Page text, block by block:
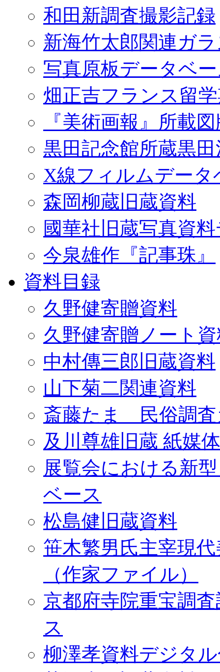
和田新調査撮影記録
新海竹太郎関連ガ
写真原板データベ
畑正吉フランス留
『美術画報』所載
黒田記念館所蔵黒
X線フィルムデータ
森岡柳蔵旧蔵資料
國華社旧蔵写真資
今泉雄作『記事珠』
資料目録
久野健寄贈資料
久野健寄贈ノート
中村傳三郎旧蔵資料
山下菊二関連資料
斎藤たま 民俗調査
及川尊雄旧蔵 紙媒
展覧会における新
ベース
松島健旧蔵資料
笹木繁男氏主宰現
（作家ファイル）
京都府寺院重宝調
ス
柳澤孝資料デジタ